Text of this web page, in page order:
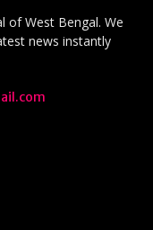
of West Bengal. We
news instantly